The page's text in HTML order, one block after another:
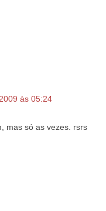
às 05:24
mas só as vezes. rsrs